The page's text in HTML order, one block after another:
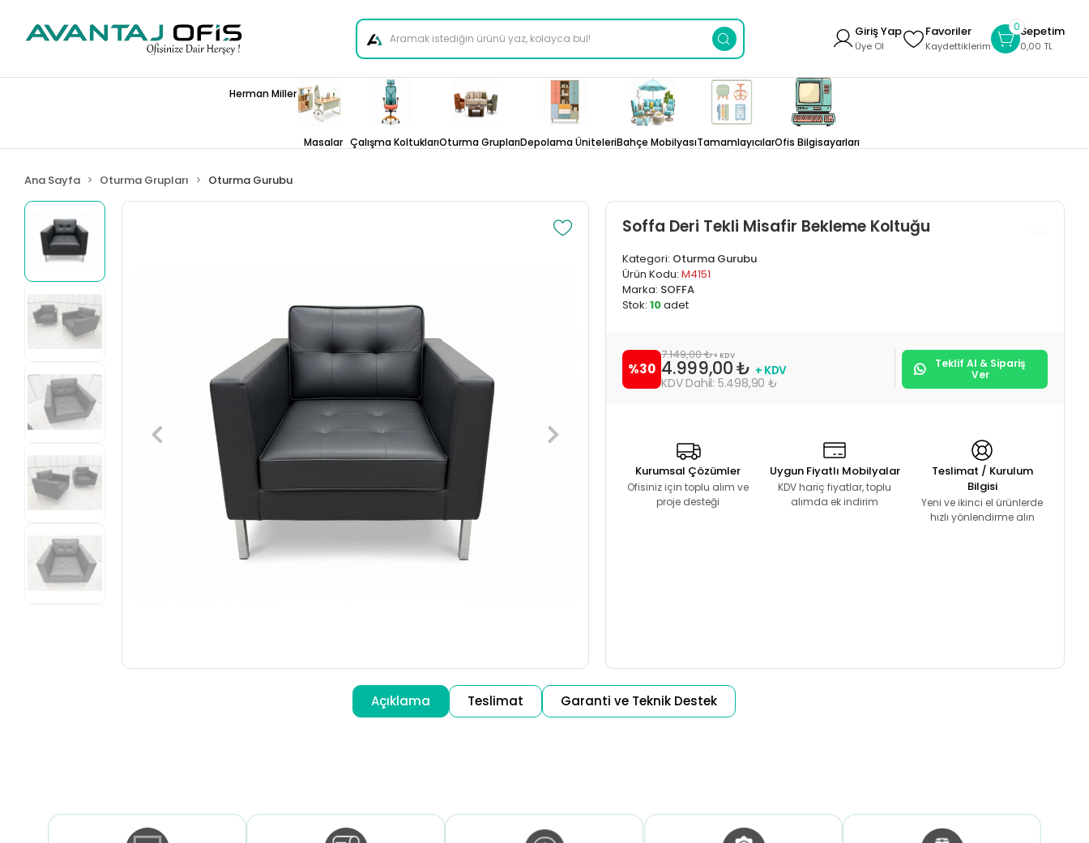
Giriş Yap
Üye Ol
Favoriler
Kaydettiklerim
0Sepetim
0,00 TL
Herman Miller
Masalar Çalışma KoltuklarıOturma GruplarıDepolama ÜniteleriBahçe MobilyasıTamamlayıcılarOfis Bilgisayarları
Ana Sayfa Oturma Grupları Oturma Gurubu
Soffa Deri Tekli Misafir Bekleme Koltuğu
Kategori: Oturma Gurubu
Ürün Kodu:M4151
Marka: SOFFA
Stok:10adet
%30
7.149,00 ₺+ KDV
4.999,00 ₺ + KDV
5.498,90 ₺
Teklif Al & Sipariş
Ver
Kurumsal Çözümler
Ofisiniz için toplu alım ve
proje desteği
Uygun Fiyatlı Mobilyalar
KDV hariç fiyatlar, toplu
alımda ek indirim
Teslimat / Kurulum
Bilgisi
Yeni ve ikinci el ürünlerde
hızlı yönlendirme alın
Açıklama Teslimat Garanti ve Teknik Destek